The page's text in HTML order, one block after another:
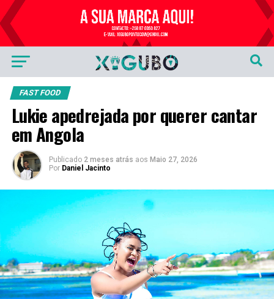
Publicidade
FAST FOOD
Lukie apedrejada por querer cantar
em Angola
Publicado 2 meses atrás aos Maio 27, 2026
Por Daniel Jacinto